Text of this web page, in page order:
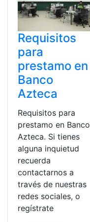
Requisitos
para
prestamo en
Banco
Azteca
Requisitos para
prestamo en Banco
Azteca. Si tienes
alguna inquietud
recuerda
contactarnos a
través de nuestras
redes sociales, o
regístrate